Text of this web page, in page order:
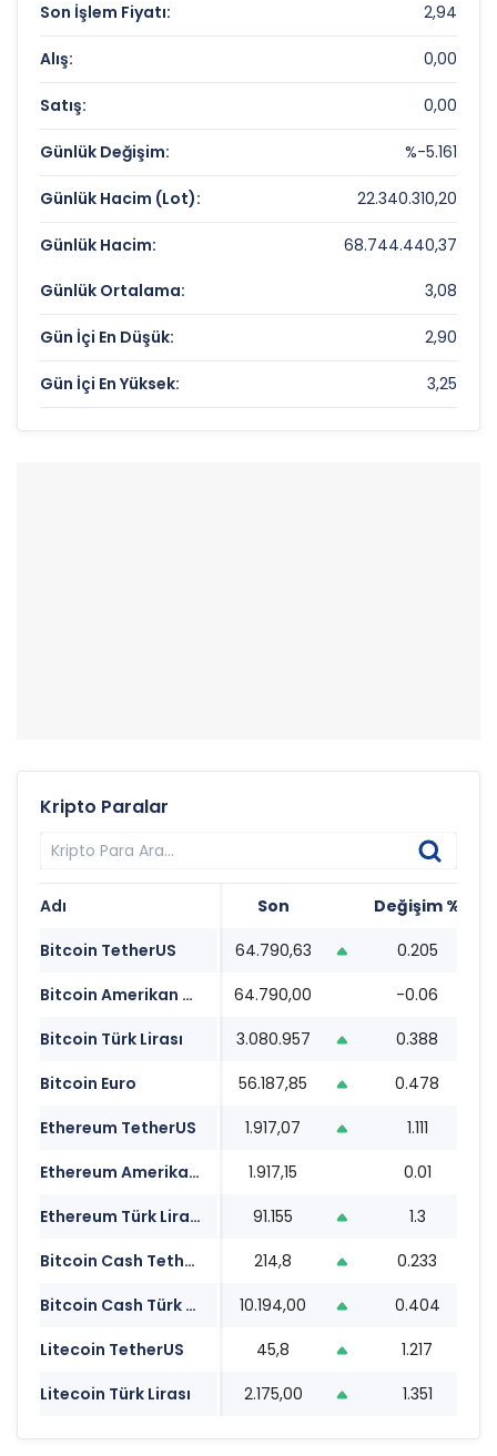
Son İşlem Fiyatı: 2,94
Alış: 0,00
Satış: 0,00
Günlük Değişim: %-5.161
Günlük Hacim (Lot): 22.340.310,20
Günlük Hacim: 68.744.440,37
Günlük Ortalama: 3,08
Gün İçi En Düşük: 2,90
Gün İçi En Yüksek: 3,25
Kripto Paralar
Adı Son Değişim %
Bitcoin TetherUS
64.790,63 0.205
Bitcoin Amerikan Doları
64.790,00 -0.06
Bitcoin Türk Lirası
3.080.957 0.388
Bitcoin Euro
56.187,85 0.478
Ethereum TetherUS
1.917,07 1.111
Ethereum Amerikan Doları
1.917,15 0.01
Ethereum Türk Lirası
91.155 1.3
Bitcoin Cash TetherUS
214,8 0.233
Bitcoin Cash Türk Lirası
10.194,00 0.404
Litecoin TetherUS
45,8 1.217
Litecoin Türk Lirası
2.175,00 1.351